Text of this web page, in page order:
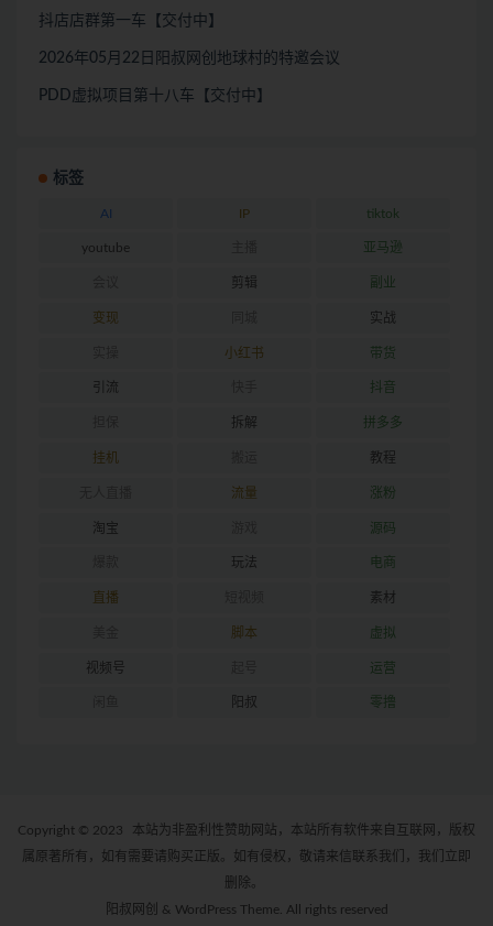
抖店店群第一车【交付中】
2026年05月22日阳叔网创地球村的特邀会议
PDD虚拟项目第十八车【交付中】
标签
AI IP tiktok
youtube 亚马逊
剪辑 副业
变现 实战
小红书 带货
引流 抖音
拆解 拼多多
挂机 教程
流量 涨粉
淘宝 源码
玩法 电商
直播 素材
脚本 虚拟
视频号 运营
阳叔 零撸
Copyright © 2023
本站为非盈利性赞助网站，本站所有软件来自互联网，版权
属原著所有，如有需要请购买正版。如有侵权，敬请来信联系我们，我们立即
删除。
阳叔网创 & WordPress Theme. All rights reserved